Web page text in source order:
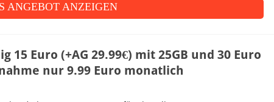
ANGEBOT ANZEIGEN
Euro (+AG 29.99€) mit 25GB und 30 Euro
nur 9.99 Euro monatlich